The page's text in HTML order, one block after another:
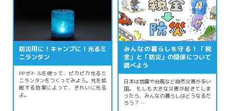
防災用に！キャンプに！光るミ
ニランタン
PPボトルを使って、ピカピカ光るミ
ニランタンをつくってみよう。光を拡
散する効果によって、きれいに光る
よ。
みんなの暮らしを守る！「税
金」と「防災」の関係について
調べよう
日本は地震や台風など自然災害が多い
国。 もしも大きな災害が起きてしま
ったら、みんなの暮らしはどうなるだ
ろう？ …